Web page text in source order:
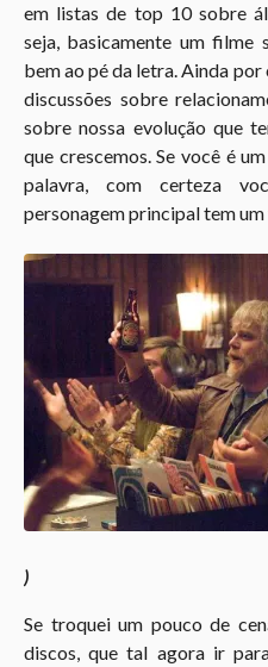
em listas de top 10 sobre
seja, basicamente um
bem ao pé da letra. Ainda
discussões sobre
sobre nossa evolução que
que crescemos. Se você é
palavra, com certeza
personagem principal tem
)
Se troquei um pouco de
discos, que tal agora ir